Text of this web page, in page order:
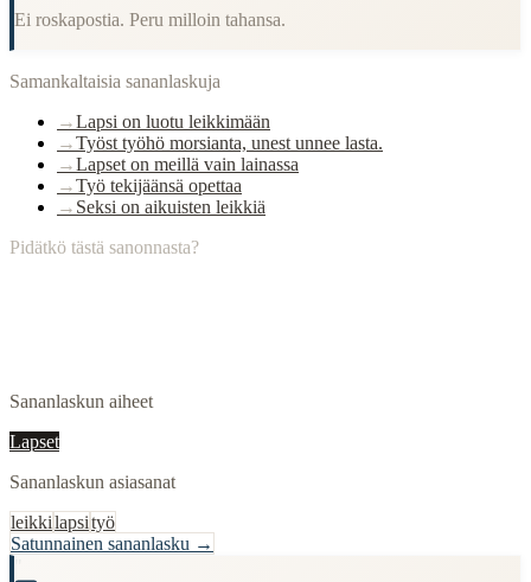
Ei roskapostia. Peru milloin tahansa.
Samankaltaisia sananlaskuja
→Lapsi on luotu leikkimään
→Työst työhö morsianta, unest unnee lasta.
→Lapset on meillä vain lainassa
→Työ tekijäänsä opettaa
→ Seksi on aikuisten leikkiä
Pidätkö tästä sanonnasta?
Sananlaskun aiheet
Lapset
Sananlaskun asiasanat
leikkilapsityö
Satunnainen sananlasku →